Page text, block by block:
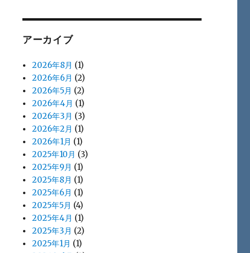
アーカイブ
2026年8月 (1)
2026年6月 (2)
2026年5月 (2)
2026年4月 (1)
2026年3月 (3)
2026年2月 (1)
2026年1月 (1)
2025年10月 (3)
2025年9月 (1)
2025年8月 (1)
2025年6月 (1)
2025年5月 (4)
2025年4月 (1)
2025年3月 (2)
2025年1月 (1)